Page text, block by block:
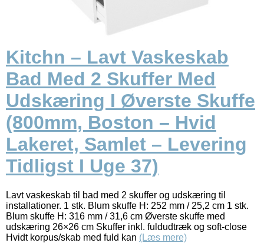
Kitchn – Lavt Vaskeskab
Bad Med 2 Skuffer Med
Udskæring I Øverste Skuffe
(800mm, Boston – Hvid
Lakeret, Samlet – Levering
Tidligst I Uge 37)
Lavt vaskeskab til bad med 2 skuffer og udskæring til
installationer. 1 stk. Blum skuffe H: 252 mm / 25,2 cm 1 stk.
Blum skuffe H: 316 mm / 31,6 cm Øverste skuffe med
udskæring 26×26 cm Skuffer inkl. fuldudtræk og soft-close
Hvidt korpus/skab med fuld kan (Læs mere)